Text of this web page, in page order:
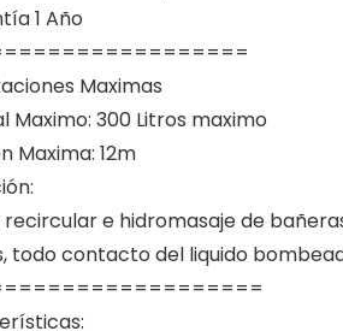
1 Año
Maximas
Maximo: 300 Litros maximo
Maxima: 12m
e hidromasaje de
todo contacto del liquido